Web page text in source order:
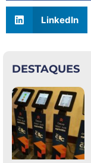
LinkedIn
DESTAQUES